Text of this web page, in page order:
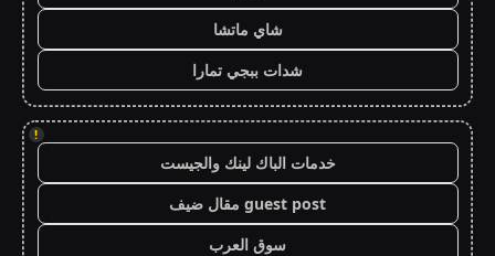
شاي ماتشا
شدات ببجي تمارا
!
خدمات الباك لينك والجيست
guest post مقال ضيف
سوق العرب